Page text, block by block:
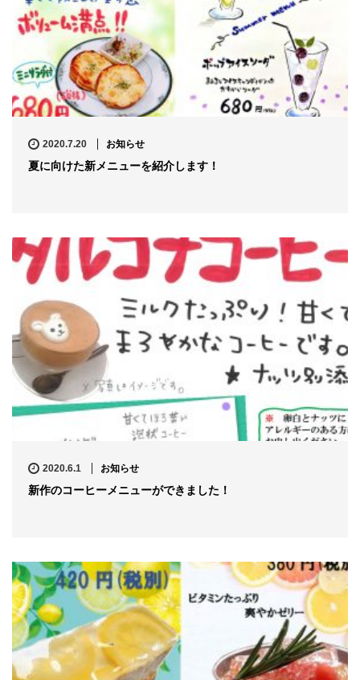
2020.7.20 お知らせ
夏に向けた新メニューを紹介します！
2020.6.1 お知らせ
新作のコーヒーメニューができました！